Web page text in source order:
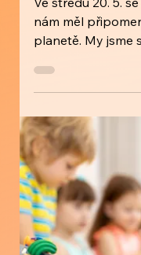
Světový den
Ve středu 20. 5.
nám měl
dozvěděly
proč jsou tak
poskládali včelí
včel a medu,
medový dort
instagramu. Zdrav